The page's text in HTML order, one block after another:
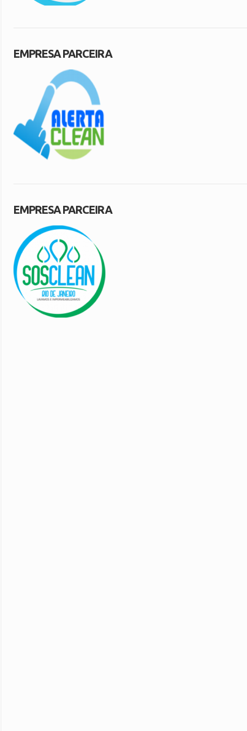
EMPRESA PARCEIRA
EMPRESA PARCEIRA